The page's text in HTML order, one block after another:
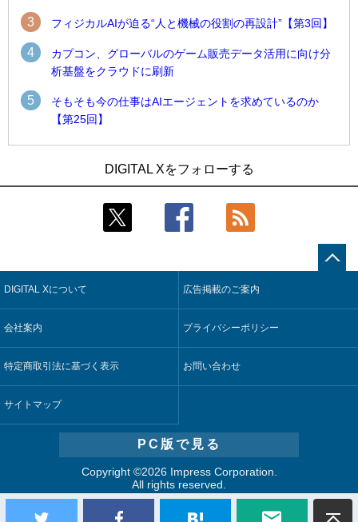
3 フィジカルAIが迫る“人と機械の役割の再設計”【第3回】
4
カプコン、グローバルのゲーム販売データ活用に向け分
析基盤をクラウドに刷新
5
そもそも今の仕事はAIエージェントを求めているのか
【第25回】
技術を使う抽出方法の研究開始
Umios、消費者起点の販売計画策定に向けたAIシステムを本格
4
コスモ石油、製油所の設備点検への四足歩行ロボット利用を
5 フィジカルAIが迫る“人と機械の役割の再設計”【第3回】
合基盤を本格稼働
鹿島建設、鋼管柱へのコンクリート充填時の異常を検出する
AIを遠隔監視システムに実装
4
そもそも今の仕事はAIエージェントを求めているのか【第25
5
製造業の現場の暗黙知を組織横断で活用するためのナレッジ
管理基盤、LIGHTzが提供
DIGITAL Xをフォローする
DIGITAL Xについて 広告掲載のご案内
会社案内 プライバシーポリシー
特定商取引法に基づく表示 お問い合わせ
サイトマップ
PC版で見る
Copyright ©2026 Impress Corporation.
All rights reserved.